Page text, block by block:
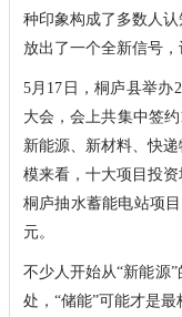
种印象构成了多数人
放出了一个全新信号
5月17日，桐庐县举办
大会，会上共集中签
新能源、新材料、快
模来看，十大项目投
桐庐抽水蓄能电站项
元。
不少人开始从“新能源
处，“储能”可能才是最